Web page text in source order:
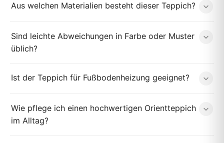
Aus welchen Materialien besteht dieser Teppich?
Sind leichte Abweichungen in Farbe oder Muster
üblich?
Ist der Teppich für Fußbodenheizung geeignet?
Wie pflege ich einen hochwertigen Orientteppich
im Alltag?